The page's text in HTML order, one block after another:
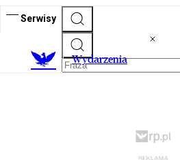
Serwisy
Wydarzenia